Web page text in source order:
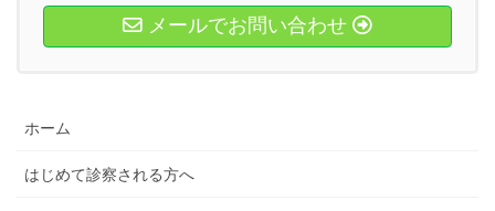
メールでお問い合わせ
ホーム
はじめて診察される方へ